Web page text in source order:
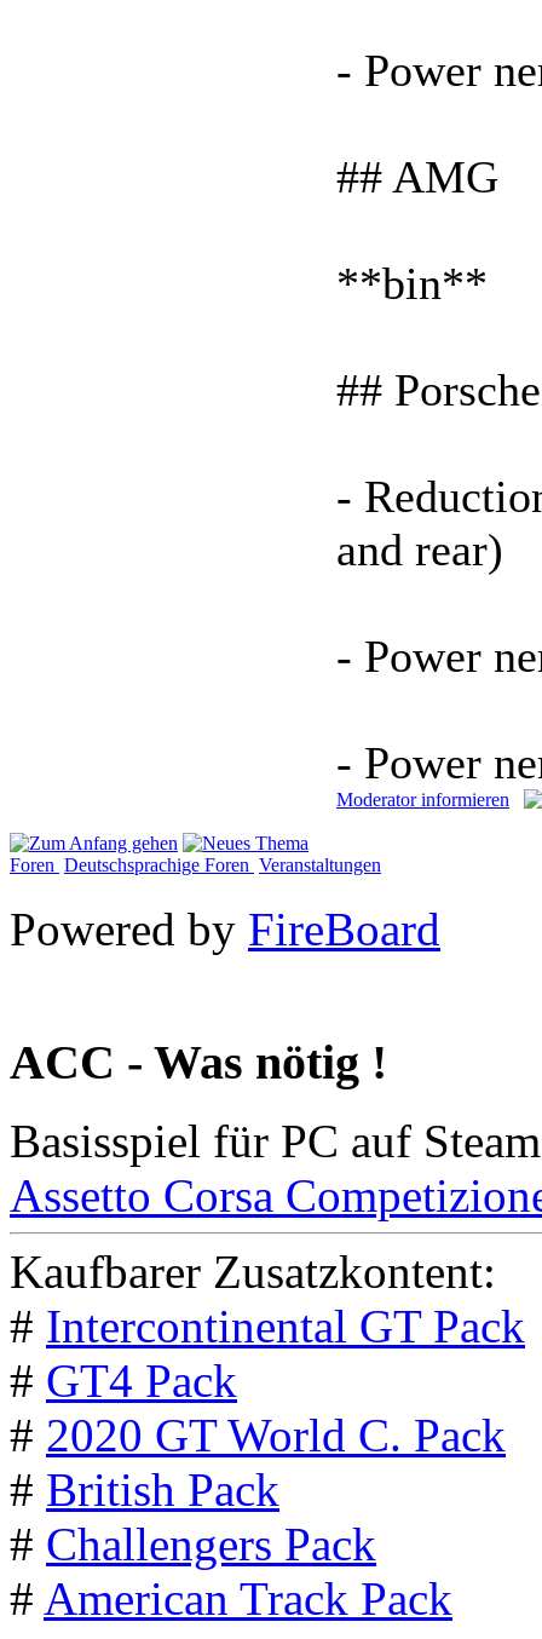
- Power
## AMG
**bin**
## Porsche
-
and rear)
- Power
- Power
Moderator informieren
Foren Deutschsprachige Foren Veranstaltungen
Powered by FireBoard
ACC - Was nötig !
Basisspiel für PC auf
Assetto Corsa
Kaufbarer Zusatzkontent:
# Intercontinental GT Pack
# GT4 Pack
# 2020 GT World C. Pack
# British Pack
# Challengers Pack
# American Track Pack